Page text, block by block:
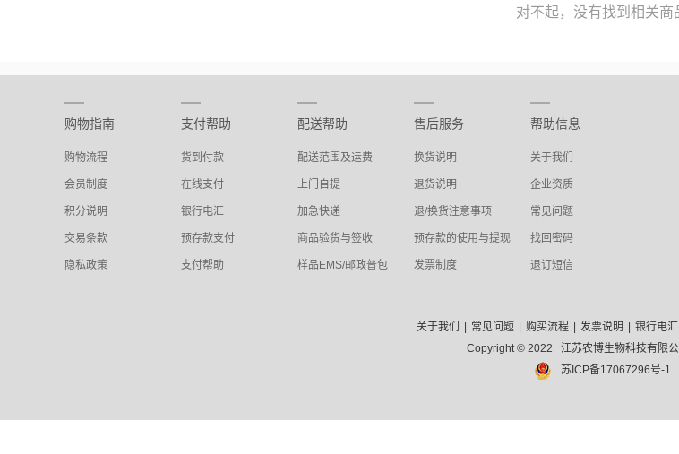
对不起，没有找到相关商
购物指南
购物流程
会员制度
积分说明
交易条款
隐私政策
支付帮助
货到付款
在线支付
银行电汇
预存款支付
支付帮助
配送帮助
配送范围及运费
上门自提
加急快递
商品验货与签收
样品EMS/邮政普包
售后服务
换货说明
退货说明
退/换货注意事项
预存款的使用与提现
发票制度
帮助信息
关于我们
企业资质
常见问题
找回密码
退订短信
关于我们 常见问题 购买流程 发票说明 银行电汇
Copyright © 2022 江苏农博生物科技有限
苏ICP备17067296号-1